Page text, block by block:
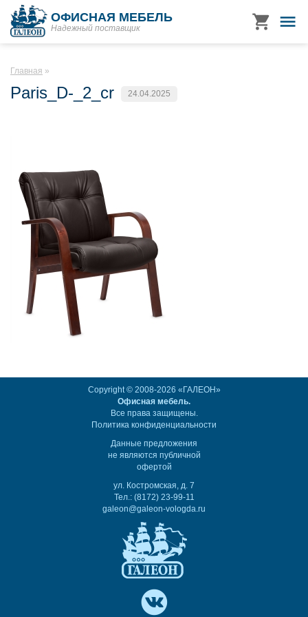
ОФИСНАЯ МЕБЕЛЬ
Надежный поставщик
Главная
Paris_D-_2_cr 24.04.2025
Copyright © 2008-2026 «ГАЛЕОН»
Офисная мебель.
Все права защищены.
Политика конфиденциальности
Данные предложения
не являются публичной
офертой
ул. Костромская, д. 7
Тел.: (8172) 23-99-11
galeon@galeon-vologda.ru